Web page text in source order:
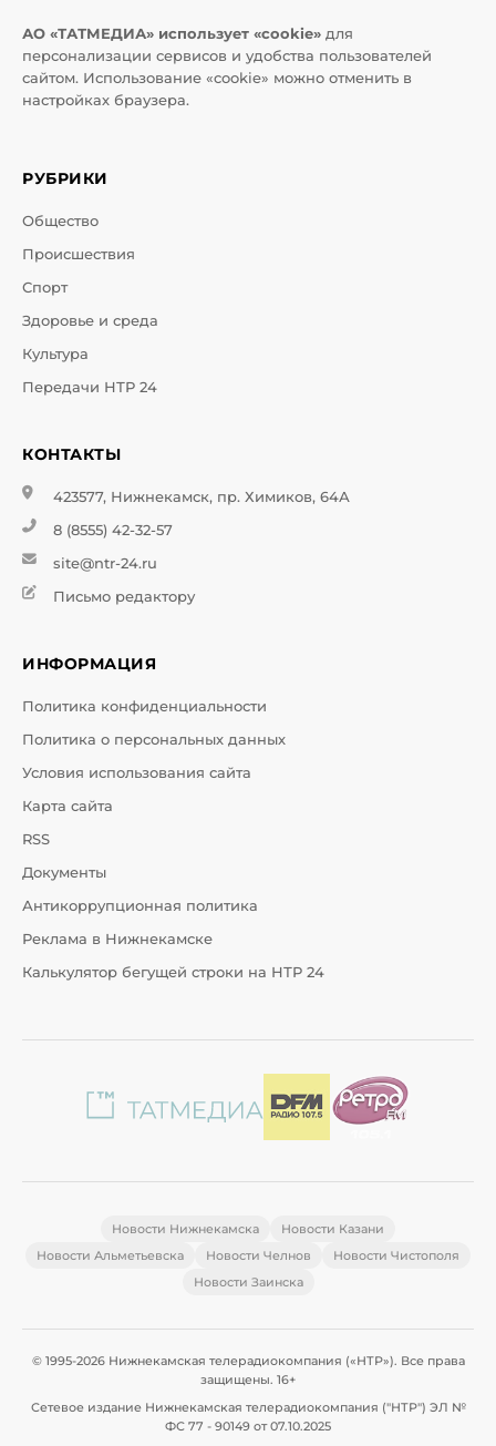
АО «ТАТМЕДИА» использует «cookie» для
персонализации сервисов и удобства пользователей
сайтом. Использование «cookie» можно отменить в
настройках браузера.
РУБРИКИ
Общество
Происшествия
Спорт
Здоровье и среда
Культура
Передачи НТР 24
КОНТАКТЫ
423577, Нижнекамск, пр. Химиков, 64А
8 (8555) 42-32-57
site@ntr-24.ru
Письмо редактору
ИНФОРМАЦИЯ
Политика конфиденциальности
Политика о персональных данных
Условия использования сайта
Карта сайта
RSS
Документы
Антикоррупционная политика
Реклама в Нижнекамске
Калькулятор бегущей строки на НТР 24
Новости Нижнекамска
Новости Казани
Новости Альметьевска
Новости Челнов
Новости Чистополя
Новости Заинска
© 1995-2026 Нижнекамская телерадиокомпания («НТР»). Все права
защищены. 16+
Сетевое издание Нижнекамская телерадиокомпания ("НТР") ЭЛ №
ФС 77 - 90149 от 07.10.2025